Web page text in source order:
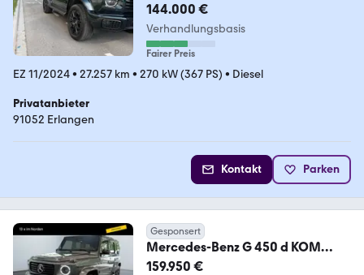
144.000 €
Verhandlungsbasis
Fairer Preis
EZ 11/2024• 27.257 km • 270 kW (367 PS) • Diesel
Privatanbieter
91052 Erlangen
Kontakt Parken
Gesponsert
Mercedes-Benz G 450 d KOM
NIGHT 360 AHK DISTR KAMERA
159.950 €